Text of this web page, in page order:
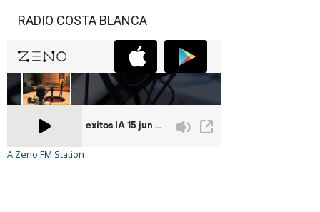
RADIO COSTA BLANCA
A Zeno.FM Station